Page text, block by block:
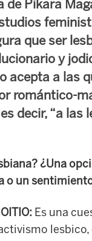
de Pikara
que ser
y
acepta a las
romántico-
decir, “a las
¿Una
o un
Es una
lesbico,